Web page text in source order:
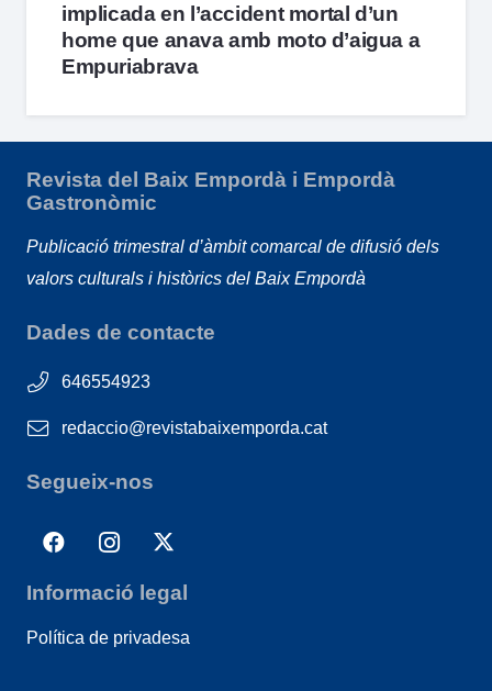
implicada en l’accident mortal d’un
home que anava amb moto d’aigua a
Empuriabrava
Revista del Baix Empordà i Empordà
Gastronòmic
Publicació trimestral d’àmbit comarcal de difusió dels
valors culturals i històrics del Baix Empordà
Dades de contacte
646554923
redaccio@revistabaixemporda.cat
Segueix-nos
Informació legal
Política de privadesa